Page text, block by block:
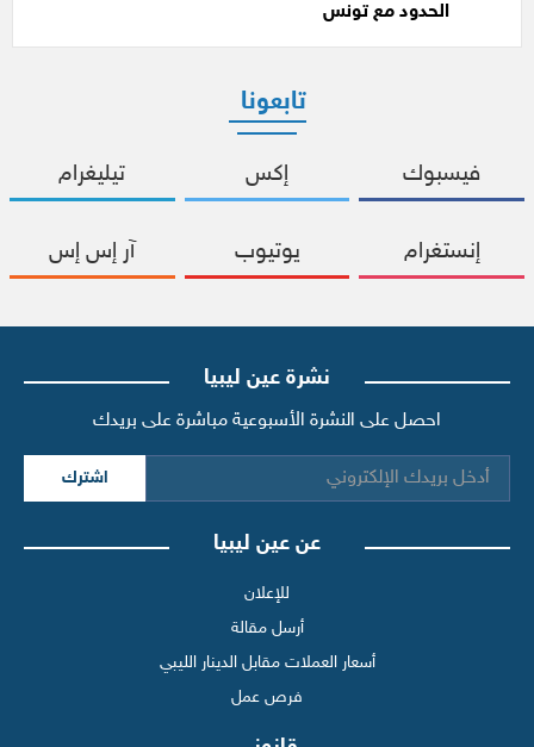
الحدود مع تونس
تابعونا
فيسبوك إكس تيليغرام
إنستغرام يوتيوب آر إس إس
نشرة عين ليبيا
احصل على النشرة الأسبوعية مباشرة على بريدك
اشترك
عن عين ليبيا
للإعلان
أرسل مقالة
أسعار العملات مقابل الدينار الليبي
فرص عمل